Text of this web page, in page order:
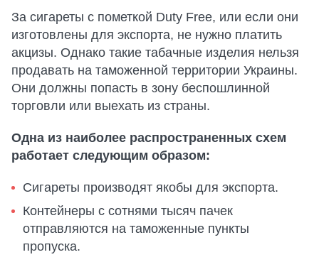
За сигареты с пометкой Duty Free, или если они
изготовлены для экспорта, не нужно платить
акцизы. Однако такие табачные изделия нельзя
продавать на таможенной территории Украины.
Они должны попасть в зону беспошлинной
торговли или выехать из страны.
Одна из наиболее распространенных схем
работает следующим образом:
Сигареты производят якобы для экспорта.
Контейнеры с сотнями тысяч пачек
отправляются на таможенные пункты
пропуска.